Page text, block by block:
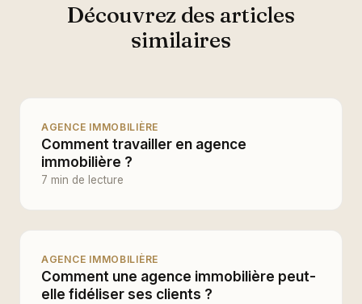
Découvrez des articles
similaires
AGENCE IMMOBILIÈRE
Comment travailler en agence
immobilière ?
7 min de lecture
AGENCE IMMOBILIÈRE
Comment une agence immobilière peut-
elle fidéliser ses clients ?